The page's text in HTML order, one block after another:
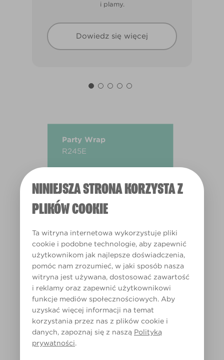
NINIEJSZA STRONA KORZYSTA Z
PLIKÓW COOKIE
Ta witryna internetowa wykorzystuje pliki
cookie i podobne technologie, aby zapewnić
użytkownikom jak najlepsze doświadczenia,
pomóc nam zrozumieć, w jaki sposób nasza
witryna jest używana, dostosować zawartość
i reklamy oraz zapewnić użytkownikowi
funkcje mediów społecznościowych. Aby
uzyskać więcej informacji na temat
korzystania przez nas z plików cookie i
danych, zapoznaj się z naszą Polityką
prywatności.
i plamy.
Dowiedz się więcej
Party Wrap
R245E
Światło dzienne